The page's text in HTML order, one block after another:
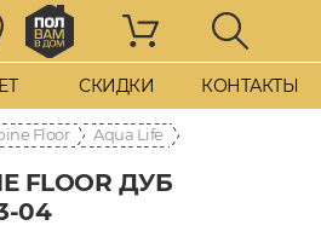
СКИДКИ КОНТАКТЫ
Floor Aqua Life
FLOOR ДУБ
04